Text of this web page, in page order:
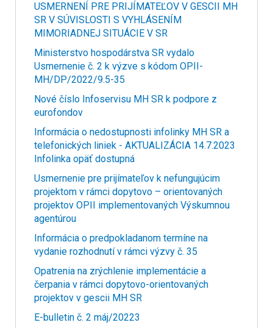
USMERNENÍ PRE PRIJÍMATEĽOV V GESCII MH
SR V SÚVISLOSTI S VYHLÁSENÍM
MIMORIADNEJ SITUÁCIE V SR
Ministerstvo hospodárstva SR vydalo
Usmernenie č. 2 k výzve s kódom OPII-
MH/DP/2022/9.5-35
Nové číslo Infoservisu MH SR k podpore z
eurofondov
Informácia o nedostupnosti infolinky MH SR a
telefonických liniek - AKTUALIZÁCIA 14.7.2023
Infolinka opäť dostupná
Usmernenie pre prijímateľov k nefungujúcim
projektom v rámci dopytovo – orientovaných
projektov OPII implementovaných Výskumnou
agentúrou
Informácia o predpokladanom termíne na
vydanie rozhodnutí v rámci výzvy č. 35
Opatrenia na zrýchlenie implementácie a
čerpania v rámci dopytovo-orientovaných
projektov v gescii MH SR
E-bulletin č. 2 máj/20223